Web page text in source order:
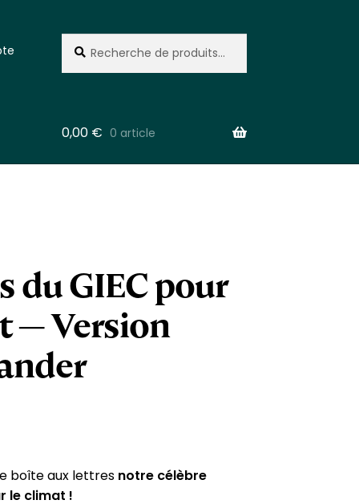
pour :
0,00 € 0 article
du GIEC pour
— Version
boîte aux lettres notre célèbre
le climat !